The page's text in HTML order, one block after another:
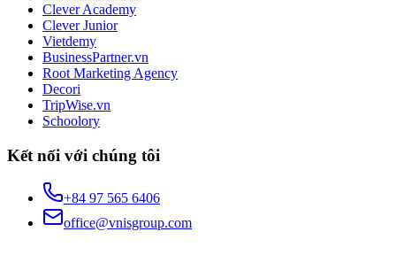
Clever Academy
Clever Junior
Vietdemy
BusinessPartner.vn
Root Marketing Agency
Decori
TripWise.vn
Schoolory
Kết nối với chúng tôi
+84 97 565 6406
office@vnisgroup.com